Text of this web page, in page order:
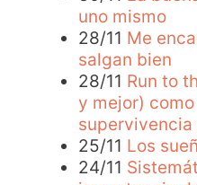
uno mismo
28/11 Me
salgan bien
28/11 Run to
y mejor)
supervivencia
25/11 Los
24/11